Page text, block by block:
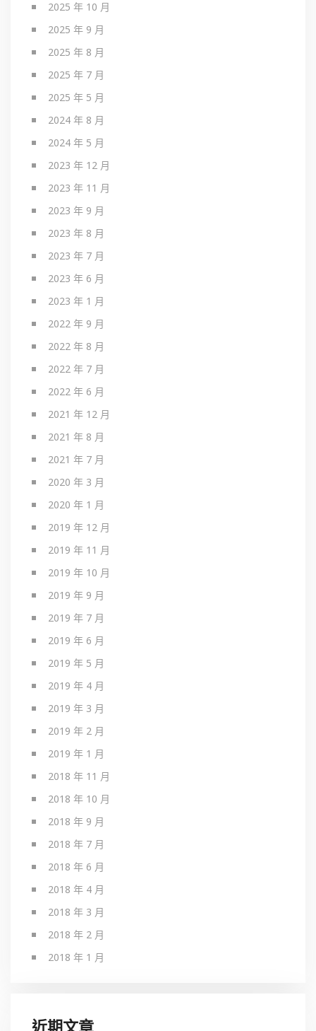
2025 年 10 月
2025 年 9 月
2025 年 8 月
2025 年 7 月
2025 年 5 月
2024 年 8 月
2024 年 5 月
2023 年 12 月
2023 年 11 月
2023 年 9 月
2023 年 8 月
2023 年 7 月
2023 年 6 月
2023 年 1 月
2022 年 9 月
2022 年 8 月
2022 年 7 月
2022 年 6 月
2021 年 12 月
2021 年 8 月
2021 年 7 月
2020 年 3 月
2020 年 1 月
2019 年 12 月
2019 年 11 月
2019 年 10 月
2019 年 9 月
2019 年 7 月
2019 年 6 月
2019 年 5 月
2019 年 4 月
2019 年 3 月
2019 年 2 月
2019 年 1 月
2018 年 11 月
2018 年 10 月
2018 年 9 月
2018 年 7 月
2018 年 6 月
2018 年 4 月
2018 年 3 月
2018 年 2 月
2018 年 1 月
近期文章